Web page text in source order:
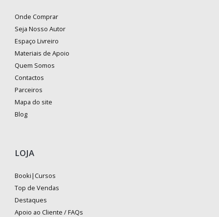
Onde Comprar
Seja Nosso Autor
Espaço Livreiro
Materiais de Apoio
Quem Somos
Contactos
Parceiros
Mapa do site
Blog
LOJA
Booki|Cursos
Top de Vendas
Destaques
Apoio ao Cliente / FAQs